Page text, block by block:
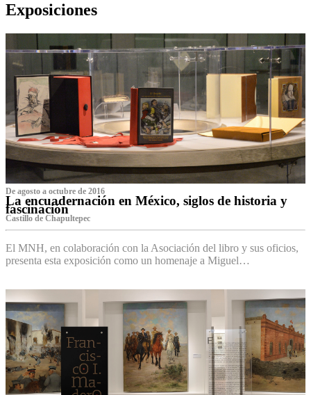
Exposiciones
De agosto a octubre de 2016
La encuadernación en México, siglos de historia y
fascinación
Castillo de Chapultepec
El MNH, en colaboración con la Asociación del libro y sus oficios,
presenta esta exposición como un homenaje a Miguel…